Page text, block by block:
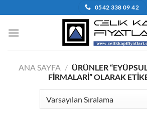
atla
0542 338 09 42
ANA SAYFA / ÜRÜNLER
FIRMALARI” OLARAK